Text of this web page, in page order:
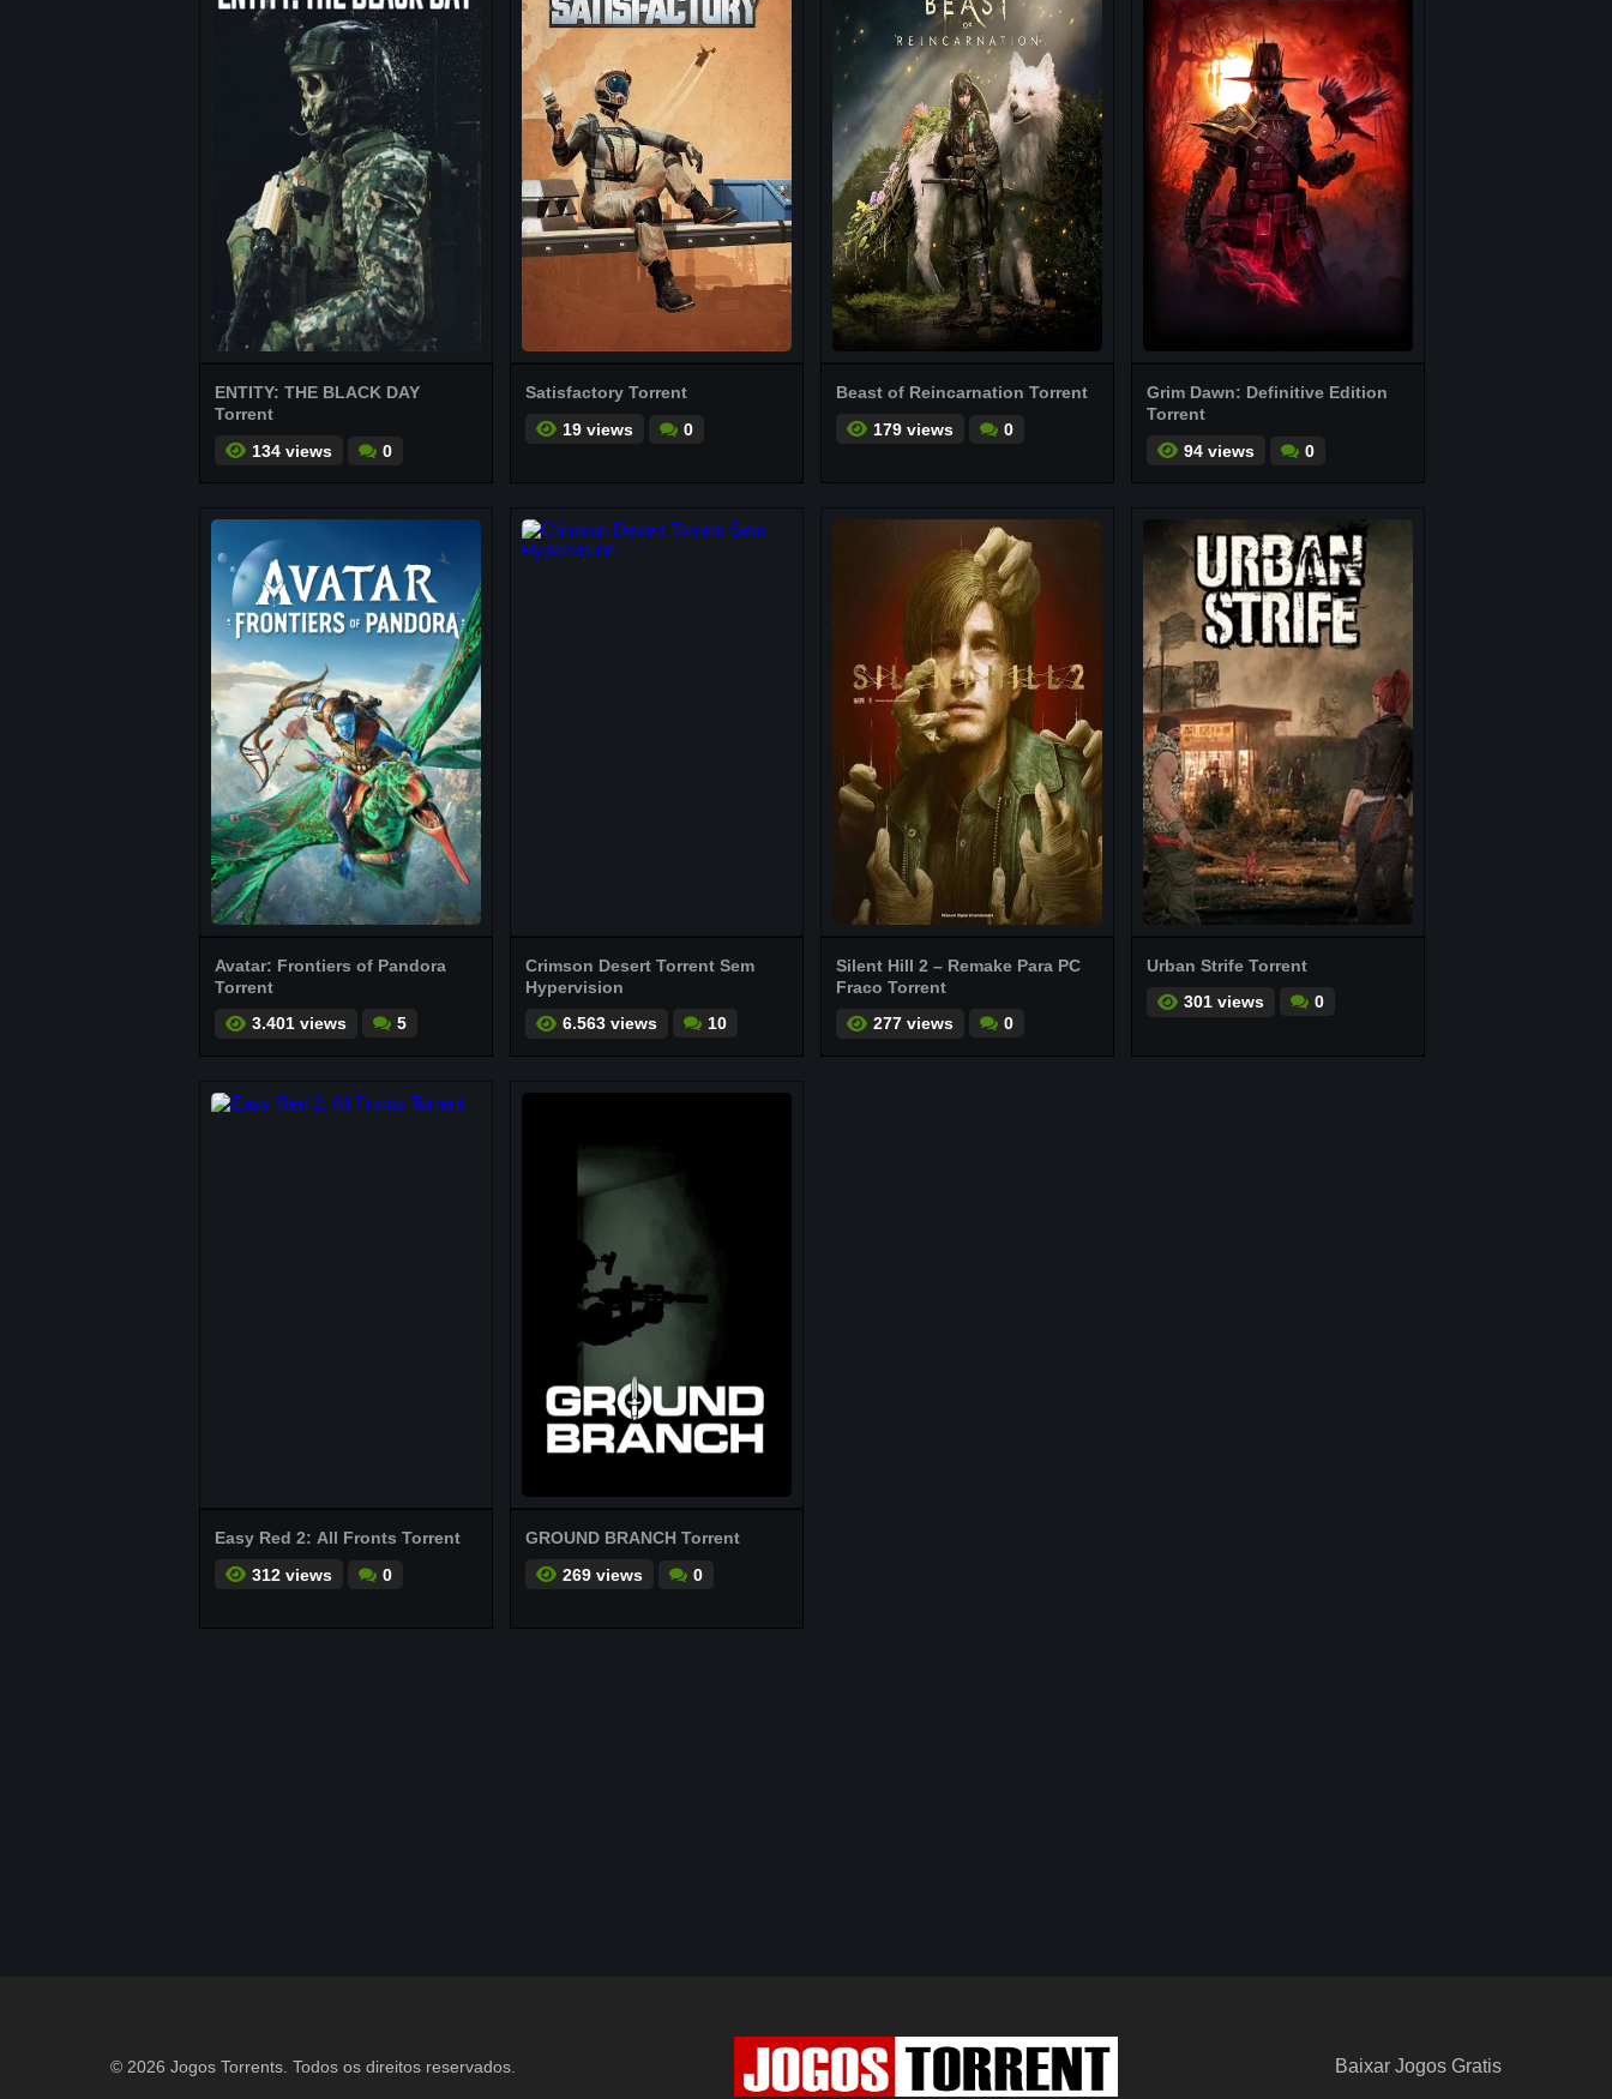
ENTITY: THE BLACK DAY
Torrent
134 views
0
Satisfactory Torrent
19 views
0
Beast of Reincarnation Torrent
179 views
0
Grim Dawn: Definitive Edition
Torrent
94 views
0
Avatar: Frontiers of Pandora
Torrent
3.401 views
5
Crimson Desert Torrent Sem
Hypervision
6.563 views
10
Silent Hill 2 – Remake Para PC
Fraco Torrent
277 views
0
Urban Strife Torrent
301 views
0
Easy Red 2: All Fronts Torrent
312 views
0
GROUND BRANCH Torrent
269 views
0
© 2026 Jogos Torrents. Todos os direitos reservados. Baixar Jogos Gratis